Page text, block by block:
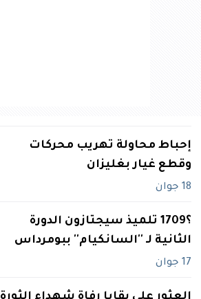
إحباط محاولة تهريب محركات
وقطع غيار بغليزان
18 جوان
؟1709 تلميذ سيجتازون الدورة
الثانية لـ ''السانكيام'' ببومرداس
17 جوان